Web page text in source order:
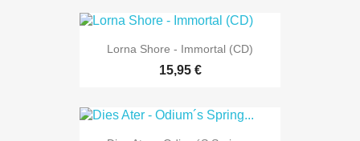
Lorna Shore - Immortal (CD)
15,95 €